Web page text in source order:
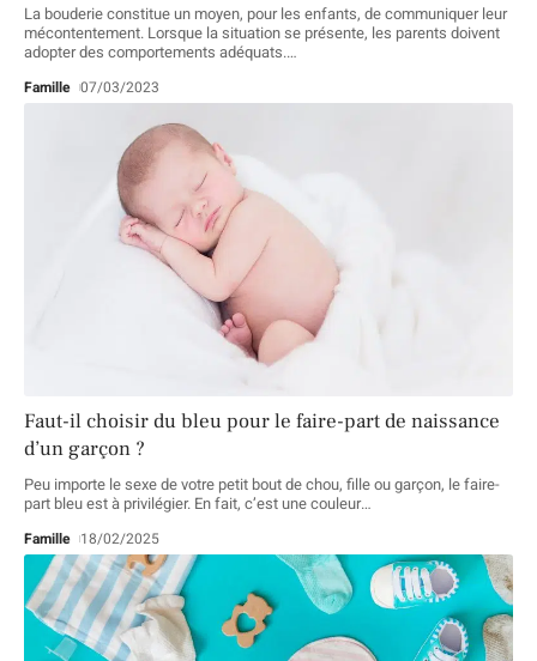
La bouderie constitue un moyen, pour les enfants, de communiquer leur
mécontentement. Lorsque la situation se présente, les parents doivent
adopter des comportements adéquats.…
Famille 07/03/2023
Faut-il choisir du bleu pour le faire-part de naissance
d’un garçon ?
Peu importe le sexe de votre petit bout de chou, fille ou garçon, le faire-
part bleu est à privilégier. En fait, c’est une couleur…
Famille 18/02/2025